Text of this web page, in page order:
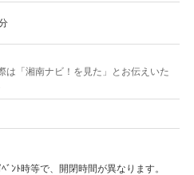
は「湘南ナビ！を見た」とお伝えいた
ﾝﾄ時等で、開閉時間が異なります。